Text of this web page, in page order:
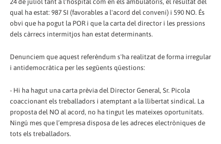
qual ha estat: 987 SI (favorables a l'acord del conveni) i 590 NO. És
obvi que ha pogut la POR i que la carta del director i les pressions
dels càrrecs intermitjos han estat determinants.
Denunciem que aquest referèndum s'ha realitzat de forma irregular
i antidemocràtica per les següents qüestions:
- Hi ha hagut una carta prèvia del Director General, Sr. Picola
coaccionant els treballadors i atemptant a la llibertat sindical. La
proposta del NO al acord, no ha tingut les mateixes oportunitats.
Ningú mes que l’empresa disposa de les adreces electròniques de
tots els treballadors.